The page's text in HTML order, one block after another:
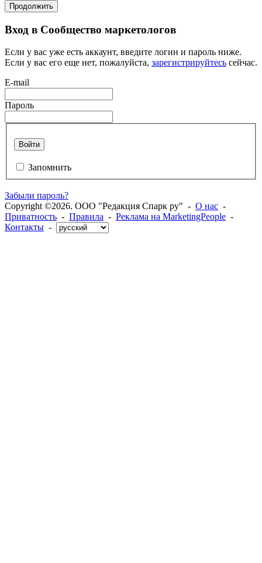
Продолжить
Вход в Сообщество маркетологов
Если у вас уже есть аккаунт, введите логин и пароль ниже.
Если у вас его еще нет, пожалуйста, зарегистрируйтесь сейчас.
E-mail
Пароль
Войти
Запомнить
Забыли пароль?
Copyright ©2026. ООО "Редакция Спарк ру" - О нас -
Приватность - Правила - Реклама на MarketingPeople -
Контакты -